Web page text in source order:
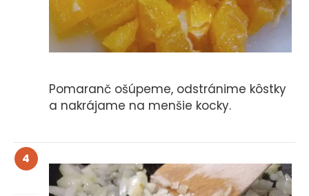
Pomaranč ošúpeme, odstránime kôstky
a nakrájame na menšie kocky.
4